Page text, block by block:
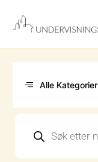
innholdet
Alle Kategorier
search